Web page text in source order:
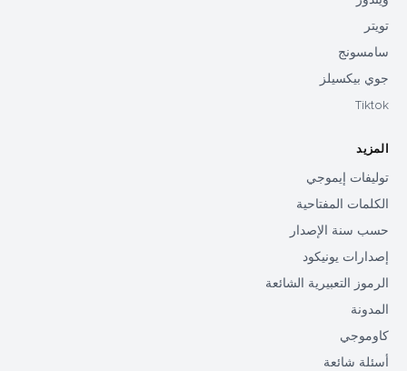
تويتر
سامسونج
جوي بيكسيلز
Tiktok
المزيد
توليفات إيموجي
الكلمات المفتاحية
حسب سنة الإصدار
إصدارات يونيكود
الرموز التعبيرية الشائعة
المدونة
كاوموجي
أسئلة شائعة